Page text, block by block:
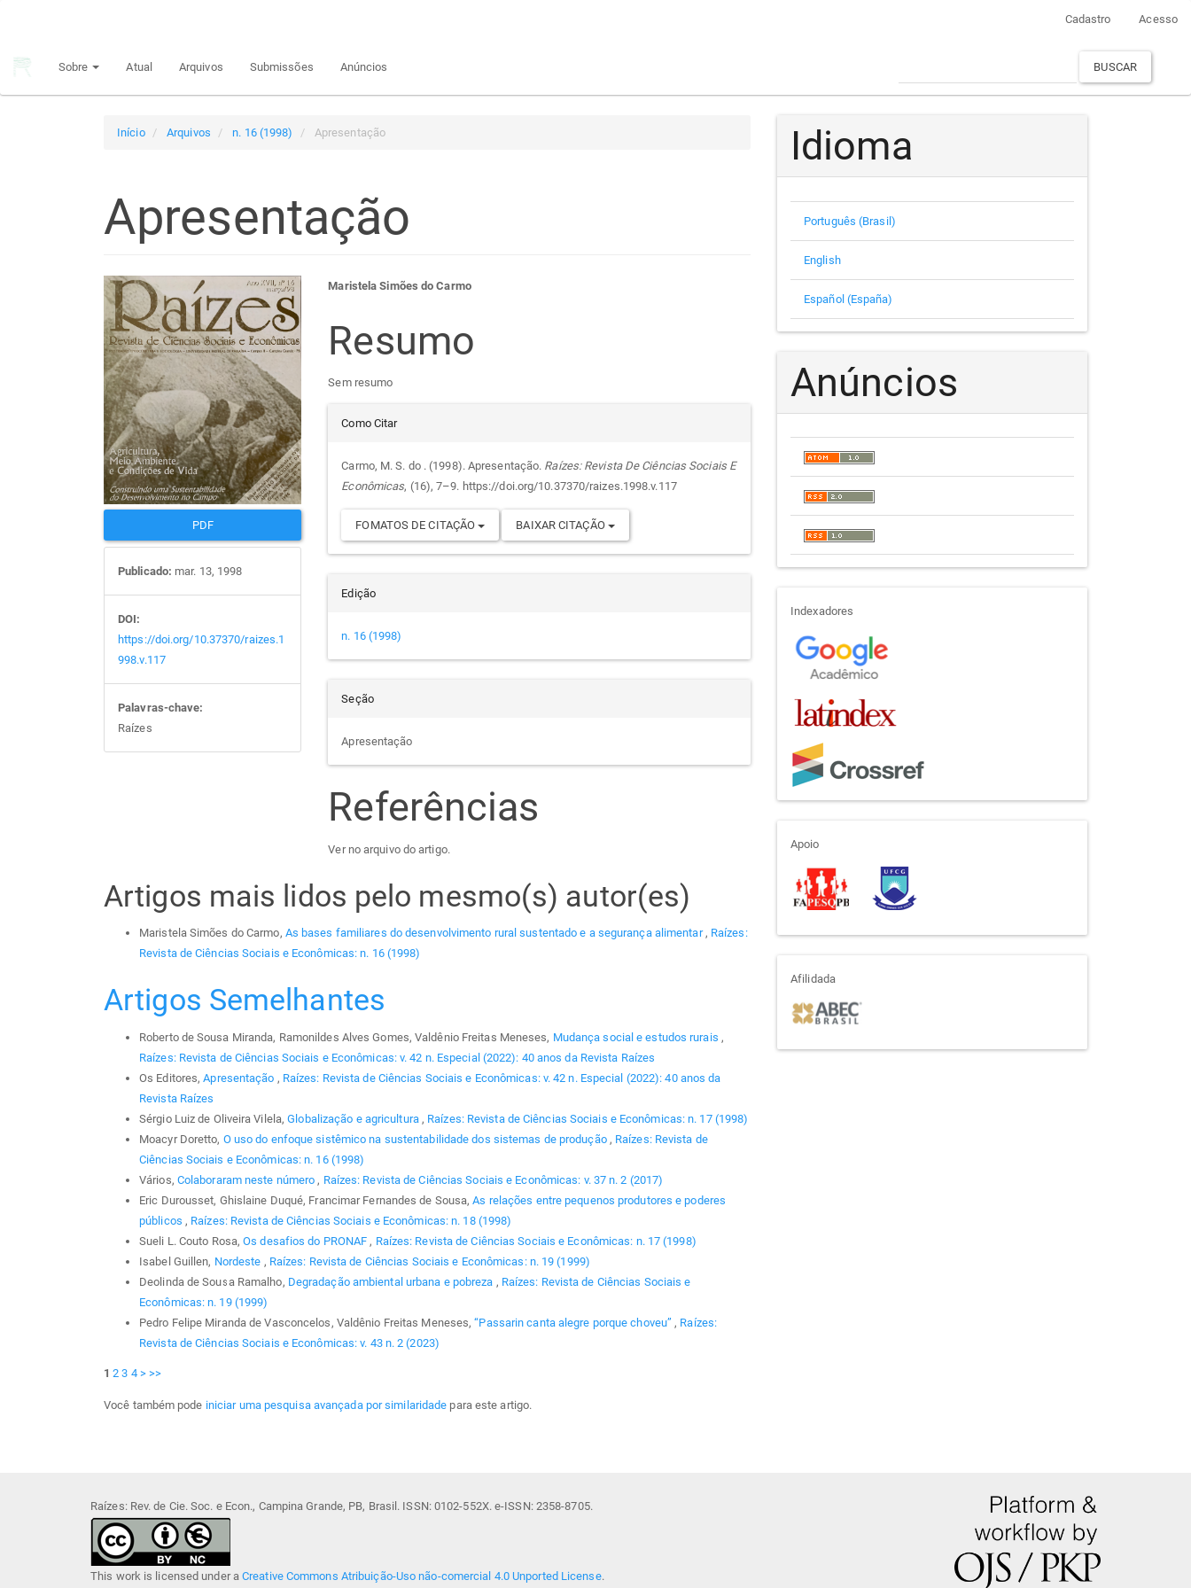
principal
Cadastro Acesso
Sobre Atual Arquivos Submissões Anúncios BUSCAR
Início Arquivos n. 16 (1998) Apresentação
Apresentação
Barra
lateral
de
artigos
PDF
Publicado: mar. 13, 1998
DOI:
https://doi.org/10.37370/raizes.1
998.v.117
Palavras-chave:
Raízes
Conteúdo
do
artigo
principal
Maristela Simões do Carmo
Resumo
Sem resumo
Detalhes
do
artigo
Como Citar
Carmo, M. S. do . (1998). Apresentação. Raízes: Revista De Ciências Sociais E
Econômicas, (16), 7–9. https://doi.org/10.37370/raizes.1998.v.117
FOMATOS DE CITAÇÃO BAIXAR CITAÇÃO
Edição
n. 16 (1998)
Seção
Apresentação
Referências
Ver no arquivo do artigo.
Artigos mais lidos pelo mesmo(s) autor(es)
Maristela Simões do Carmo, As bases familiares do desenvolvimento rural sustentado e a segurança alimentar, Raízes:
Revista de Ciências Sociais e Econômicas: n. 16 (1998)
Artigos Semelhantes
Roberto de Sousa Miranda, Ramonildes Alves Gomes, Valdênio Freitas Meneses, Mudança social e estudos rurais ,
Raízes: Revista de Ciências Sociais e Econômicas: v. 42 n. Especial (2022): 40 anos da Revista Raízes
Os Editores,Apresentação , Raízes: Revista de Ciências Sociais e Econômicas: v. 42 n. Especial (2022): 40 anos da
Revista Raízes
Sérgio Luiz de Oliveira Vilela,Globalização e agricultura , Raízes: Revista de Ciências Sociais e Econômicas: n. 17 (1998)
Moacyr Doretto, O uso do enfoque sistêmico na sustentabilidade dos sistemas de produção , Raízes: Revista de
Ciências Sociais e Econômicas: n. 16 (1998)
Vários, Colaboraram neste número , Raízes: Revista de Ciências Sociais e Econômicas: v. 37 n. 2 (2017)
Eric Durousset, Ghislaine Duqué, Francimar Fernandes de Sousa,As relações entre pequenos produtores e poderes
públicos , Raízes: Revista de Ciências Sociais e Econômicas: n. 18 (1998)
Sueli L. Couto Rosa,Os desafios do PRONAF , Raízes: Revista de Ciências Sociais e Econômicas: n. 17 (1998)
Isabel Guillen, Nordeste , Raízes: Revista de Ciências Sociais e Econômicas: n. 19 (1999)
Deolinda de Sousa Ramalho, Degradação ambiental urbana e pobreza , Raízes: Revista de Ciências Sociais e
Econômicas: n. 19 (1999)
Pedro Felipe Miranda de Vasconcelos, Valdênio Freitas Meneses,“Passarin canta alegre porque choveu” , Raízes:
Revista de Ciências Sociais e Econômicas: v. 43 n. 2 (2023)
1 2 3 4 > >>
Você também pode iniciar uma pesquisa avançada por similaridade para este artigo.
Idioma
Português (Brasil)
English
Español (España)
Anúncios
indexadores
Indexadores
apoio
Apoio
afiliada
Afilidada
Raízes: Rev. de Cie. Soc. e Econ., Campina Grande, PB, Brasil. ISSN: 0102-552X. e-ISSN: 2358-8705.
This work is licensed under aCreative Commons Atribuição-Uso não-comercial 4.0 Unported License.